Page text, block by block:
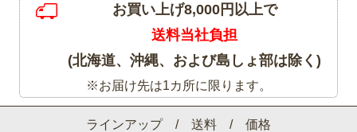
ラインアップ / 送料 / 価格
お買い上げ8,000円以上で
送料当社負担
(北海道、沖縄、および島しょ部は除く)
※お届け先は1カ所に限ります。